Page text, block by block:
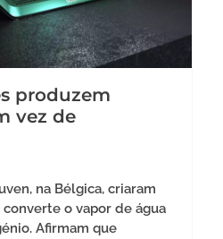
produzem
vez de
na Bélgica, criaram
o vapor de água
Afirmam que